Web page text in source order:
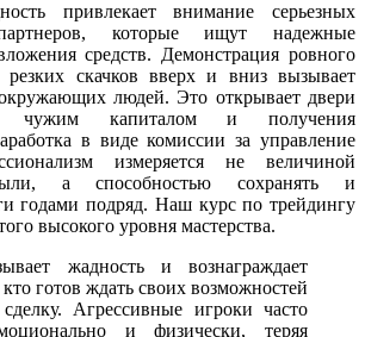
привлекает внимание серьезных
которые ищут надежные
средств. Демонстрация ровного
резких скачков вверх и вниз вызывает
людей. Это открывает двери
чужим капиталом и получения
в виде комиссии за управление
измеряется не величиной
а способностью сохранять и
годами подряд. Наш курс по трейдингу
высокого уровня мастерства.
жадность и вознаграждает
готов ждать своих возможностей
Агрессивные игроки часто
и физически, теряя